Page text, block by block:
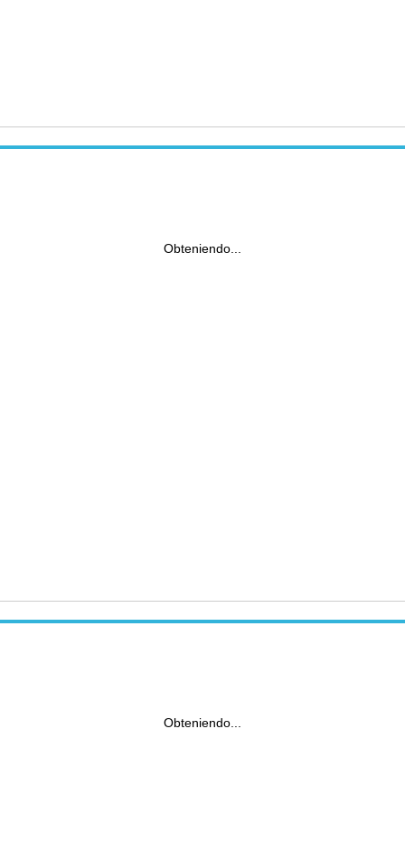
Obteniendo...
Obteniendo...